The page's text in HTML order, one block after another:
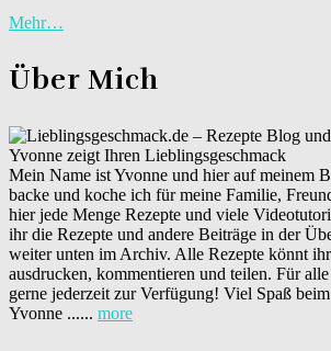
Mehr…
Über Mich
Mein Name ist Yvonne und hier auf meinem
backe und koche ich für meine Familie,
hier jede Menge Rezepte und viele
ihr die Rezepte und andere Beiträge in der
weiter unten im Archiv. Alle Rezepte könnt
ausdrucken, kommentieren und teilen. Für
gerne jederzeit zur Verfügung! Viel Spaß
Yvonne ...... more